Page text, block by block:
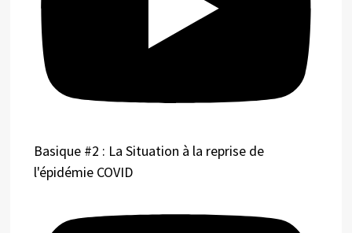
Basique #2 : La Situation à la reprise de
l'épidémie COVID